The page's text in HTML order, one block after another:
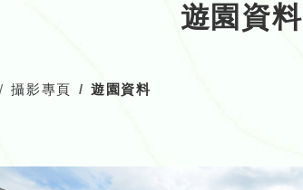
遊園資料
攝影專頁 遊園資料